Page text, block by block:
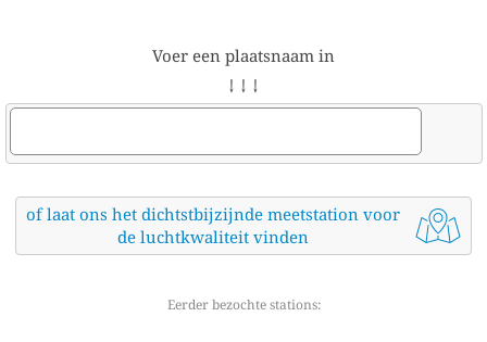
Voer een plaatsnaam in
↓ ↓ ↓
of laat ons het dichtstbijzijnde meetstation voor
de luchtkwaliteit vinden
Eerder bezochte stations: